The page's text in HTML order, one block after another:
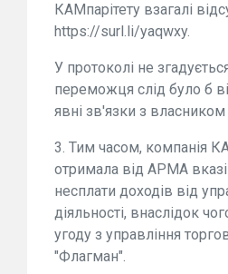
КАМпарітету взагалі
https://surl.li/yaqwxy.
У протоколі не
переможця слід було б
явні зв'язки з власником
3. Тим часом, компанія
отримала від АРМА
несплати доходів від
діяльності, внаслідок
угоду з управління
"Флагман".